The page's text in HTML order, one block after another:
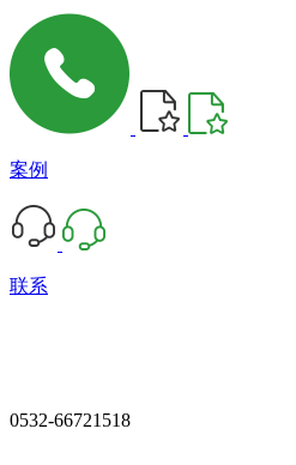
案例
联系
0532-66721518